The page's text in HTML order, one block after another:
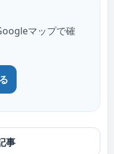
マップで確
事